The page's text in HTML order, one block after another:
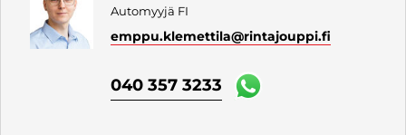
Automyyjä FI
emppu.klemettila@rintajouppi.fi
040 357 3233